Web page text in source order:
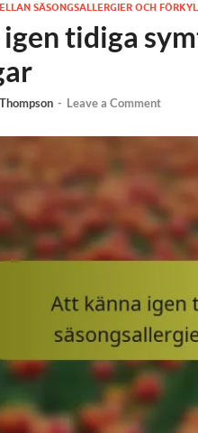
SÄSONGSALLERGIER OCH
tidiga
- Leave a Comment